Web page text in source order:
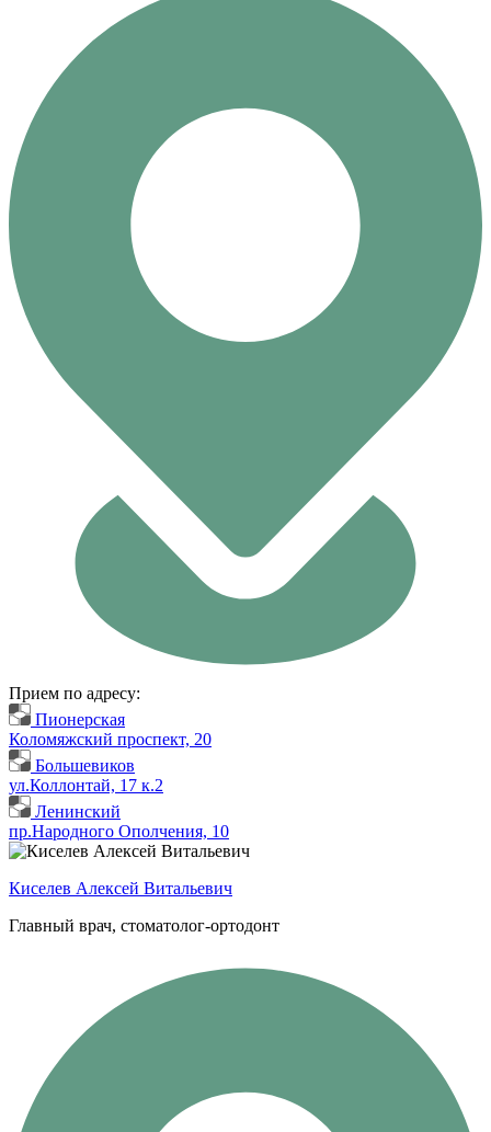
Прием по адресу:
Пионерская
Коломяжский проспект, 20
Большевиков
ул.Коллонтай, 17 к.2
Ленинский
пр.Народного Ополчения, 10
Киселев Алексей Витальевич
Главный врач, стоматолог-ортодонт